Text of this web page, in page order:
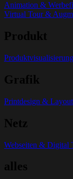
Animation &
Virtual Tour &
Produkt
Grafik
Printdesign & Layout
Netz
Webseiten & Digital
alles